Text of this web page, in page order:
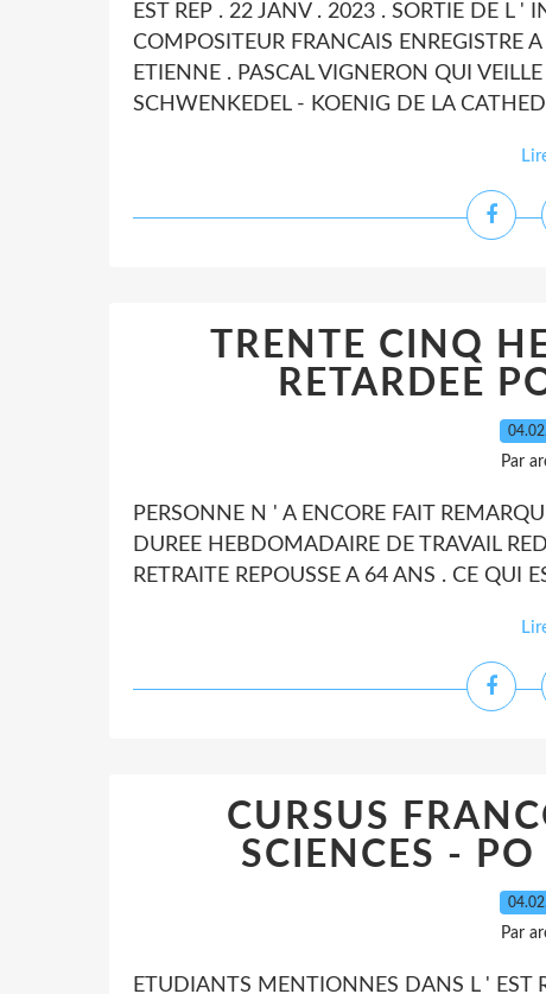
EST REP . 22 JANV . 2023 . SORTIE DE L '
COMPOSITEUR FRANCAIS ENREGISTRE
ETIENNE . PASCAL VIGNERON QUI
SCHWENKEDEL - KOENIG DE LA
TRENTE CINQ
RETARDEE
Par
PERSONNE N ' A ENCORE FAIT
DUREE HEBDOMADAIRE DE TRAVAIL
RETRAITE REPOUSSE A 64 ANS . CE QUI
CURSUS
SCIENCES -
Par
ETUDIANTS MENTIONNES DANS L ' EST